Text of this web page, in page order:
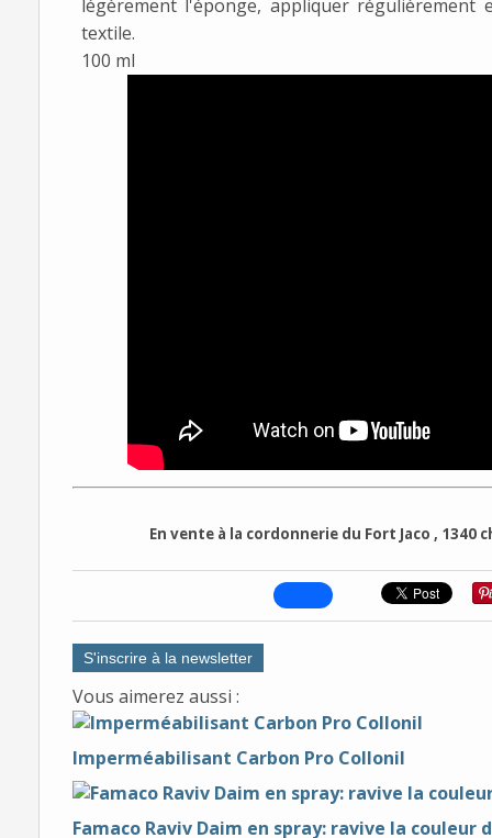
légèrement l'éponge, appliquer
textile.
100 ml
En vente à la cordonnerie du Fort Jaco , 1340
S'inscrire à la newsletter
Vous aimerez aussi :
Imperméabilisant Carbon Pro Collonil
Famaco Raviv Daim en spray: ravive la couleur